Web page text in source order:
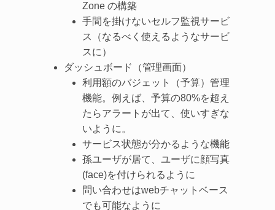
Zone の構築
手間を掛けないセルフ監視サービ
ス（なるべく使えるようなサービ
スに）
ダッシュボード（管理画面）
利用額のバジェット（予算）管理
機能。例えば、予算の80%を超え
たらアラートが出て、使いすぎな
いように。
サービス状態が分かるような機能
孫ユーザが居て、ユーザに顔写真
(face)を付けられるように
問い合わせはwebチャットベース
でも可能なように